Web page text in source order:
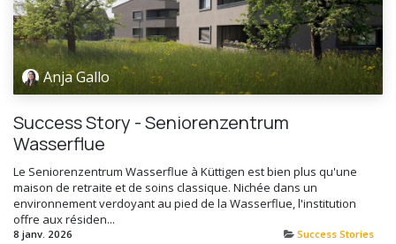
Anja Gallo
Success Story - Seniorenzentrum
Wasserflue
Le Seniorenzentrum Wasserflue à Küttigen est bien plus qu'une
maison de retraite et de soins classique. Nichée dans un
environnement verdoyant au pied de la Wasserflue, l'institution
offre aux résiden...
8 janv. 2026 Success Stories